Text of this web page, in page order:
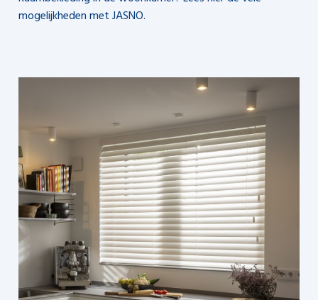
mogelijkheden met JASNO.